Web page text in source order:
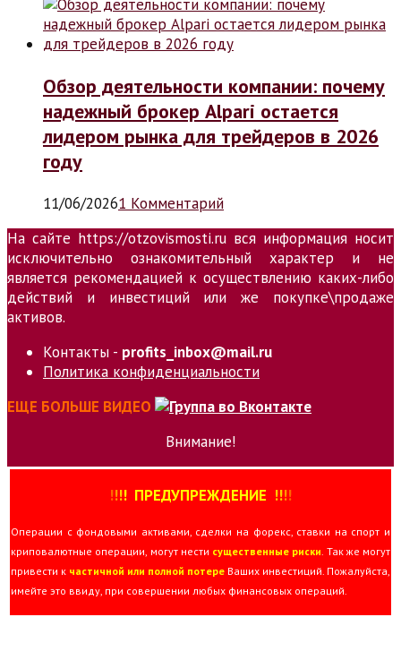
Обзор деятельности компании: почему
надежный брокер Alpari остается
лидером рынка для трейдеров в 2026
году
11/06/20261 Комментарий
На сайте https://otzovismosti.ru вся информация носит
исключительно ознакомительный характер и не
является рекомендацией к осуществлению каких-либо
действий и инвестиций или же покупке\продаже
активов.
Контакты - profits_inbox@mail.ru
Политика конфиденциальности
ЕЩЕ БОЛЬШЕ ВИДЕО
Внимание!
!!!! ПРЕДУПРЕЖДЕНИЕ !!!!
Операции с фондовыми активами, сделки на форекс, ставки на спорт и
криповалютные операции, могут нести существенные риски. Так же могут
привести к частичной или полной потере Ваших инвестиций. Пожалуйста,
имейте это ввиду, при совершении любых финансовых операций.